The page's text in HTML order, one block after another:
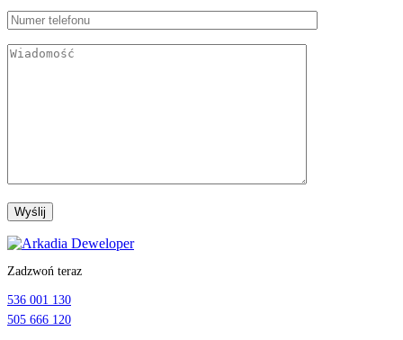
Przejdź
treści
Zadzwoń teraz
536 001 130
505 666 120